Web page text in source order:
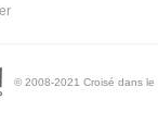
© 2008-2021 Croisé dans le